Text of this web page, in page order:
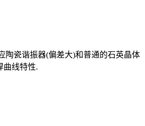
陶瓷谐振器(偏差大)和普通的石英晶体
曲线特性.